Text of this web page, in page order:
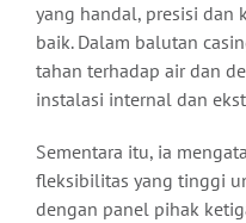
yang handal, presisi dan
baik. Dalam balutan
tahan terhadap air dan
instalasi internal dan
Sementara itu, ia
fleksibilitas yang tinggi
dengan panel pihak